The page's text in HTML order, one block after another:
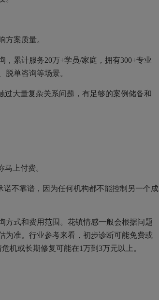
案质量。
累计服务20万+学员/家庭，拥有300+专业
单咨询等场景。
大量复杂关系问题，有足够的案例储备和
上付费。
不靠谱，因为任何机构都不能控制另一个成
式和费用范围。花镇情感一般会根据问题
为准。行业参考来看，初步诊断可能免费或
机或长期修复可能在1万到3万元以上。